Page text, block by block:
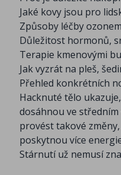
Jaké kovy jsou pro
Způsoby léčby
Důležitost hormonů,
Terapie kmenovými
Jak vyzrát na pleš,
Přehled konkrétních
Hacknuté tělo
dosáhnou ve
provést takové
poskytnou více
Stárnutí už nemusí